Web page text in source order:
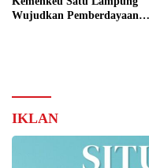
Wujudkan Pemberdayaan
IKLAN